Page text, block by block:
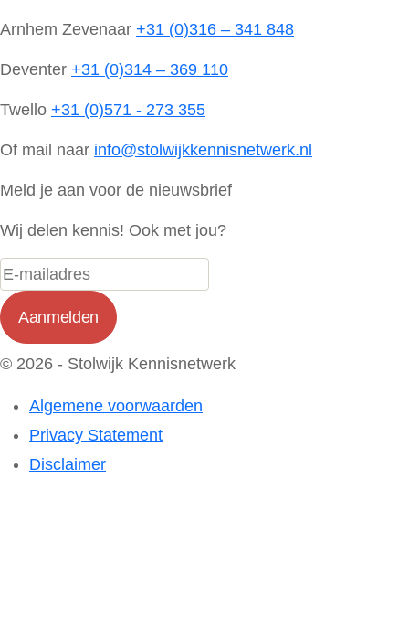
Arnhem Zevenaar +31 (0)316 – 341 848
Deventer +31 (0)314 – 369 110
Twello +31 (0)571 - 273 355
Of mail naar info@stolwijkkennisnetwerk.nl
Meld je aan voor de nieuwsbrief
Wij delen kennis! Ook met jou?
© 2026 - Stolwijk Kennisnetwerk
Algemene voorwaarden
Privacy Statement
Disclaimer